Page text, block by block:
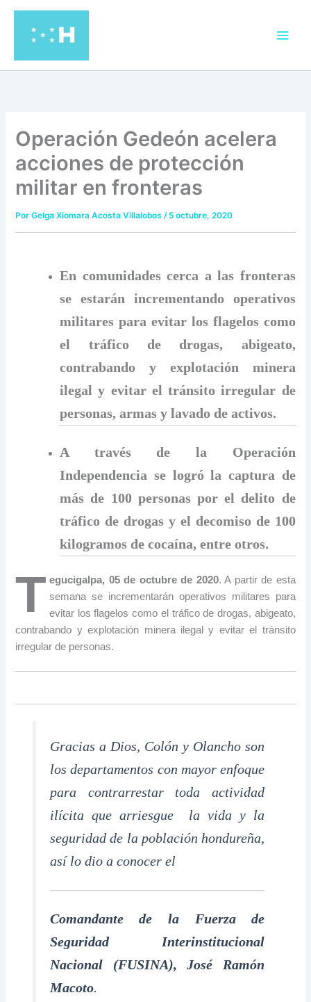
contenido
Operación Gedeón acelera
acciones de protección
militar en fronteras
PorGelga Xiomara Acosta Villalobos/ 5 octubre, 2020
En comunidades cerca a las fronteras
se estarán incrementando operativos
militares para evitar los flagelos como
el tráfico de drogas, abigeato,
contrabando y explotación minera
ilegal y evitar el tránsito irregular de
personas, armas y lavado de activos.
A través de la Operación
Independencia se logró la captura de
más de 100 personas por el delito de
tráfico de drogas y el decomiso de 100
kilogramos de cocaína, entre otros.
T egucigalpa, 05 de octubre de 2020. A partir de esta
semana se incrementarán operativos militares para
evitar los flagelos como el tráfico de drogas, abigeato,
contrabando y explotación minera ilegal y evitar el tránsito
irregular de personas.
Gracias a Dios, Colón y Olancho son
los departamentos con mayor enfoque
para contrarrestar toda actividad
ilícita que arriesgue la vida y la
seguridad de la población hondureña,
así lo dio a conocer el
Comandante de la Fuerza de
Seguridad Interinstitucional
Nacional (FUSINA), José Ramón
Macoto.